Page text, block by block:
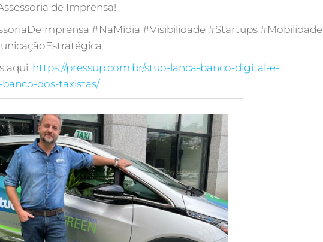
de Imprensa!
#NaMídia #Visibilidade #Startups #Mobilidade
aqui: https://pressup.com.br/stuo-lanca-banco-digital-e-
dos-taxistas/